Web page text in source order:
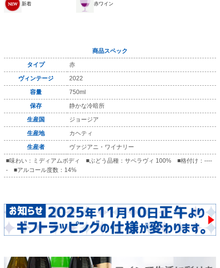
新着 赤ワイン
商品スペック
タイプ
赤
ヴィンテージ
2022
容量
750ml
保存
静かな冷暗所
生産国
ジョージア
生産地
カヘティ
生産者
ヴァジアニ・ワイナリー
■味わい：ミディアムボディ ■ぶどう品種：サペラヴィ 100% ■格付け：----
- ■アルコール度数：14%